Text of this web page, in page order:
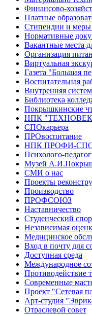
Финансово-
Платные
Стипендии и
Нормативные
Вакантные места
Организация
Виртуальная
Газета "Большая
Воспитательная
Внутренняя
Библиотека
Покрышкинские
НПК
СПОкарьера
ПРОвоспитание
НПК ПРОФИ-
Психолого-
Музей
СМИ о нас
Проекты
Производство
ПРОФСОЮЗ
Наставничество
Студенческий
Независимая
Медицинское
Вход в почту для
Доступная среда
Международное
Противодействие
Современные
Проект "Сетевая
Арт-студия
Отраслевой совет